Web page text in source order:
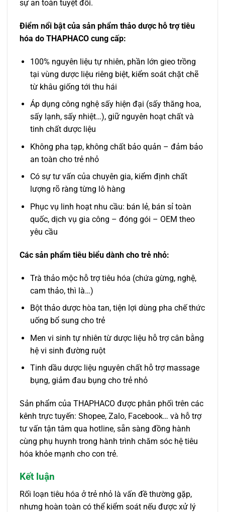
sự an toàn tuyệt đối.
Điểm nổi bật của sản phẩm thảo dược hỗ trợ tiêu
hóa do THAPHACO cung cấp:
100% nguyên liệu tự nhiên, phần lớn gieo trồng
tại vùng dược liệu riêng biệt, kiểm soát chặt chẽ
từ khâu giống tới thu hái
Áp dụng công nghệ sấy hiện đại (sấy thăng hoa,
sấy lạnh, sấy nhiệt…), giữ nguyên hoạt chất và
tinh chất dược liệu
Không pha tạp, không chất bảo quản – đảm bảo
an toàn cho trẻ nhỏ
Có sự tư vấn của chuyên gia, kiểm định chất
lượng rõ ràng từng lô hàng
Phục vụ linh hoạt nhu cầu: bán lẻ, bán sỉ toàn
quốc, dịch vụ gia công – đóng gói – OEM theo
yêu cầu
Các sản phẩm tiêu biểu dành cho trẻ nhỏ:
Trà thảo mộc hỗ trợ tiêu hóa (chứa gừng, nghệ,
cam thảo, thì là…)
Bột thảo dược hòa tan, tiện lợi dùng pha chế thức
uống bổ sung cho trẻ
Men vi sinh tự nhiên từ dược liệu hỗ trợ cân bằng
hệ vi sinh đường ruột
Tinh dầu dược liệu nguyên chất hỗ trợ massage
bụng, giảm đau bụng cho trẻ nhỏ
Sản phẩm của THAPHACO được phân phối trên các
kênh trực tuyến: Shopee, Zalo, Facebook… và hỗ trợ
tư vấn tận tâm qua hotline, sẵn sàng đồng hành
cùng phụ huynh trong hành trình chăm sóc hệ tiêu
hóa khỏe mạnh cho con trẻ.
Kết luận
Rối loạn tiêu hóa ở trẻ nhỏ là vấn đề thường gặp,
nhưng hoàn toàn có thể kiểm soát nếu được xử lý